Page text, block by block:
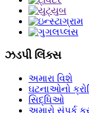
ઝડપી લિંક્સ
અમારા વિશે
ઘટનાઓનો
સિદ્ધિઓ
અમારો સંપર્ક